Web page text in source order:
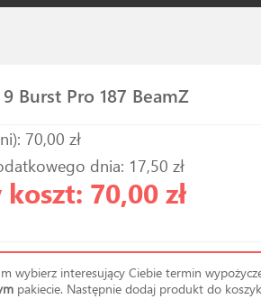
Burst Pro 187 BeamZ
70,00 zł
dnia: 17,50 zł
70,00 zł
wybierz interesujący Ciebie termin
pakiecie. Następnie dodaj produkt do